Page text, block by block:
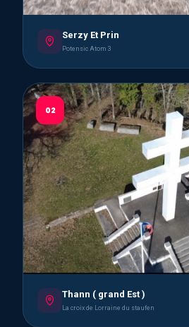
Serzy Et Prin
Potensic Atom 3
02
Thann ( grand Est )
La croix de Lorraine du staufen